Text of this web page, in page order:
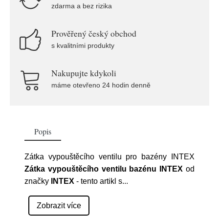
zdarma a bez rizika
Prověřený český obchod
s kvalitními produkty
Nakupujte kdykoli
máme otevřeno 24 hodin denně
Popis
Zátka vypouštěcího ventilu pro bazény INTEX
Zátka vypouštěcího ventilu bazénu INTEX od
značky
INTEX - tento artikl s...
Zobrazit více